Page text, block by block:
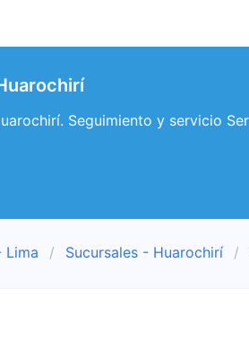
Seguimiento y servicio
Lima Sucursales - Huarochirí